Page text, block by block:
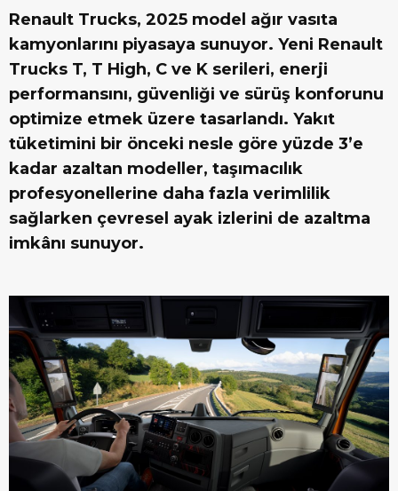
Renault Trucks, 2025 model ağır vasıta
kamyonlarını piyasaya sunuyor. Yeni Renault
Trucks T, T High, C ve K serileri, enerji
performansını, güvenliği ve sürüş konforunu
optimize etmek üzere tasarlandı. Yakıt
tüketimini bir önceki nesle göre yüzde 3’e
kadar azaltan modeller, taşımacılık
profesyonellerine daha fazla verimlilik
sağlarken çevresel ayak izlerini de azaltma
imkânı sunuyor.